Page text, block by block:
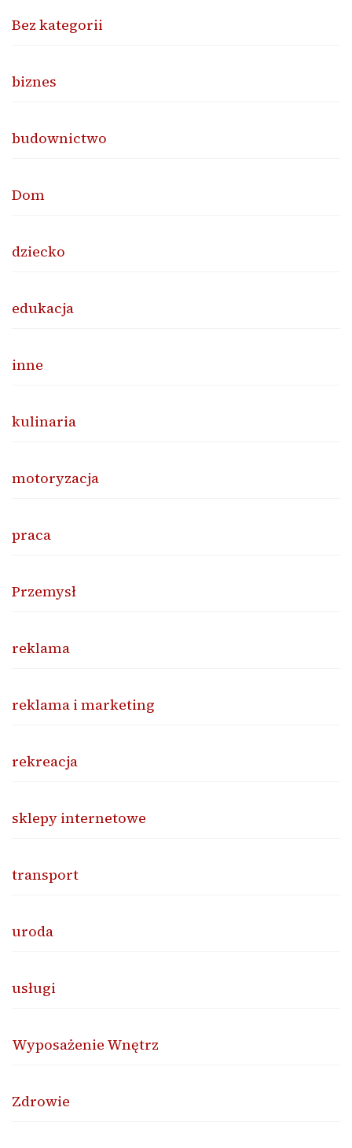
Bez kategorii
biznes
budownictwo
Dom
dziecko
edukacja
inne
kulinaria
motoryzacja
praca
Przemysł
reklama
reklama i marketing
rekreacja
sklepy internetowe
transport
uroda
usługi
Wyposażenie Wnętrz
Zdrowie